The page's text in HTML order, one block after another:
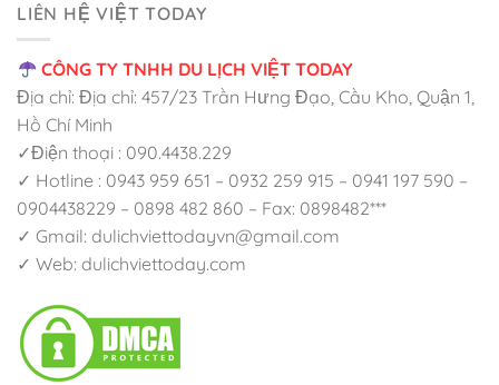
LIÊN HỆ VIỆT TODAY
CÔNG TY TNHH DU LỊCH VIỆT TODAY
Địa chỉ: Địa chỉ: 457/23 Trần Hưng Đạo, Cầu Kho, Quận 1,
Hồ Chí Minh
✓Điện thoại : 090.4438.229
✓ Hotline : 0943 959 651 – 0932 259 915 – 0941 197 590 –
0904438229 – 0898 482 860 – Fax: 0898482***
✓ Gmail: dulichviettodayvn@gmail.com
✓ Web: dulichviettoday.com